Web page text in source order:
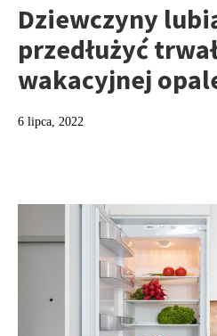
Dziewczyny
przedłużyć
wakacyjnej
6 lipca, 2022